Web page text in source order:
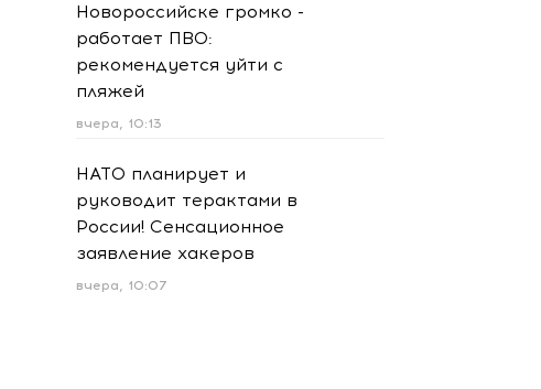
Новороссийске громко -
работает ПВО:
рекомендуется уйти с
пляжей
вчера, 10:13
НАТО планирует и
руководит терактами в
России! Сенсационное
заявление хакеров
вчера, 10:07